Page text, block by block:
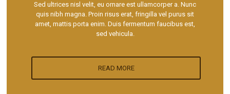
Sed ultrices nisl velit, eu ornare est ullamcorper a. Nunc
quis nibh magna. Proin risus erat, fringilla vel purus sit
amet, mattis porta enim. Duis fermentum faucibus est,
sed vehicula.
READ MORE